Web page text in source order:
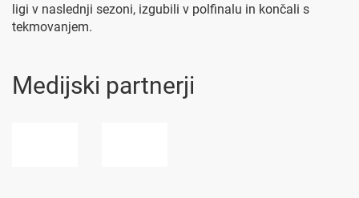
ligi v naslednji sezoni, izgubili v polfinalu in končali s
tekmovanjem.
Medijski partnerji